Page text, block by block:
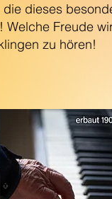
dieses
Welche Freude
zu hören!